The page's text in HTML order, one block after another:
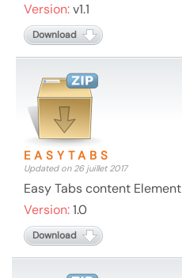
Version:v1.1
Download
EASYTABS
Updated on 26 juillet 2017
Easy Tabs content Element
Version:1.0
Download